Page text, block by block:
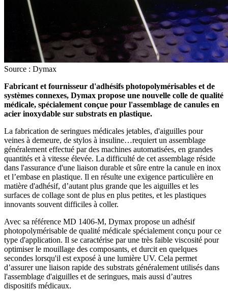
Source : Dymax
Fabricant et fournisseur d'adhésifs photopolymérisables et de
systèmes connexes, Dymax propose une nouvelle colle de qualité
médicale, spécialement conçue pour l'assemblage de canules en
acier inoxydable sur substrats en plastique.
La fabrication de seringues médicales jetables, d'aiguilles pour
veines à demeure, de stylos à insuline…requiert un assemblage
généralement effectué par des machines automatisées, en grandes
quantités et à vitesse élevée. La difficulté de cet assemblage réside
dans l'assurance d'une liaison durable et sûre entre la canule en inox
et l’embase en plastique. Il en résulte une exigence particulière en
matière d'adhésif, d’autant plus grande que les aiguilles et les
surfaces de collage sont de plus en plus petites, et les plastiques
innovants souvent difficiles à coller.
Avec sa référence MD 1406-M, Dymax propose un adhésif
photopolymérisable de qualité médicale spécialement conçu pour ce
type d'application. Il se caractérise par une très faible viscosité pour
optimiser le mouillage des composants, et durcit en quelques
secondes lorsqu'il est exposé à une lumière UV. Cela permet
d’assurer une liaison rapide des substrats généralement utilisés dans
l'assemblage d'aiguilles et de seringues, mais aussi d’autres
dispositifs médicaux.